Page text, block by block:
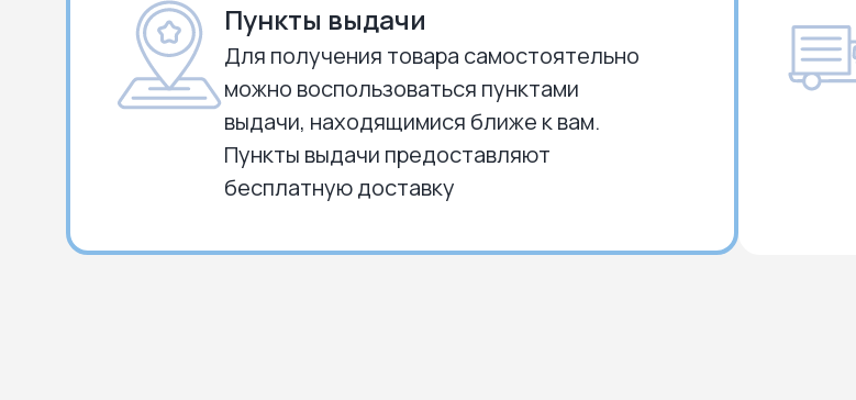
Пункты выдачи
Для получения товара самостоятельно
можно воспользоваться пунктами
выдачи, находящимися ближе к вам.
Пункты выдачи предоставляют
бесплатную доставку